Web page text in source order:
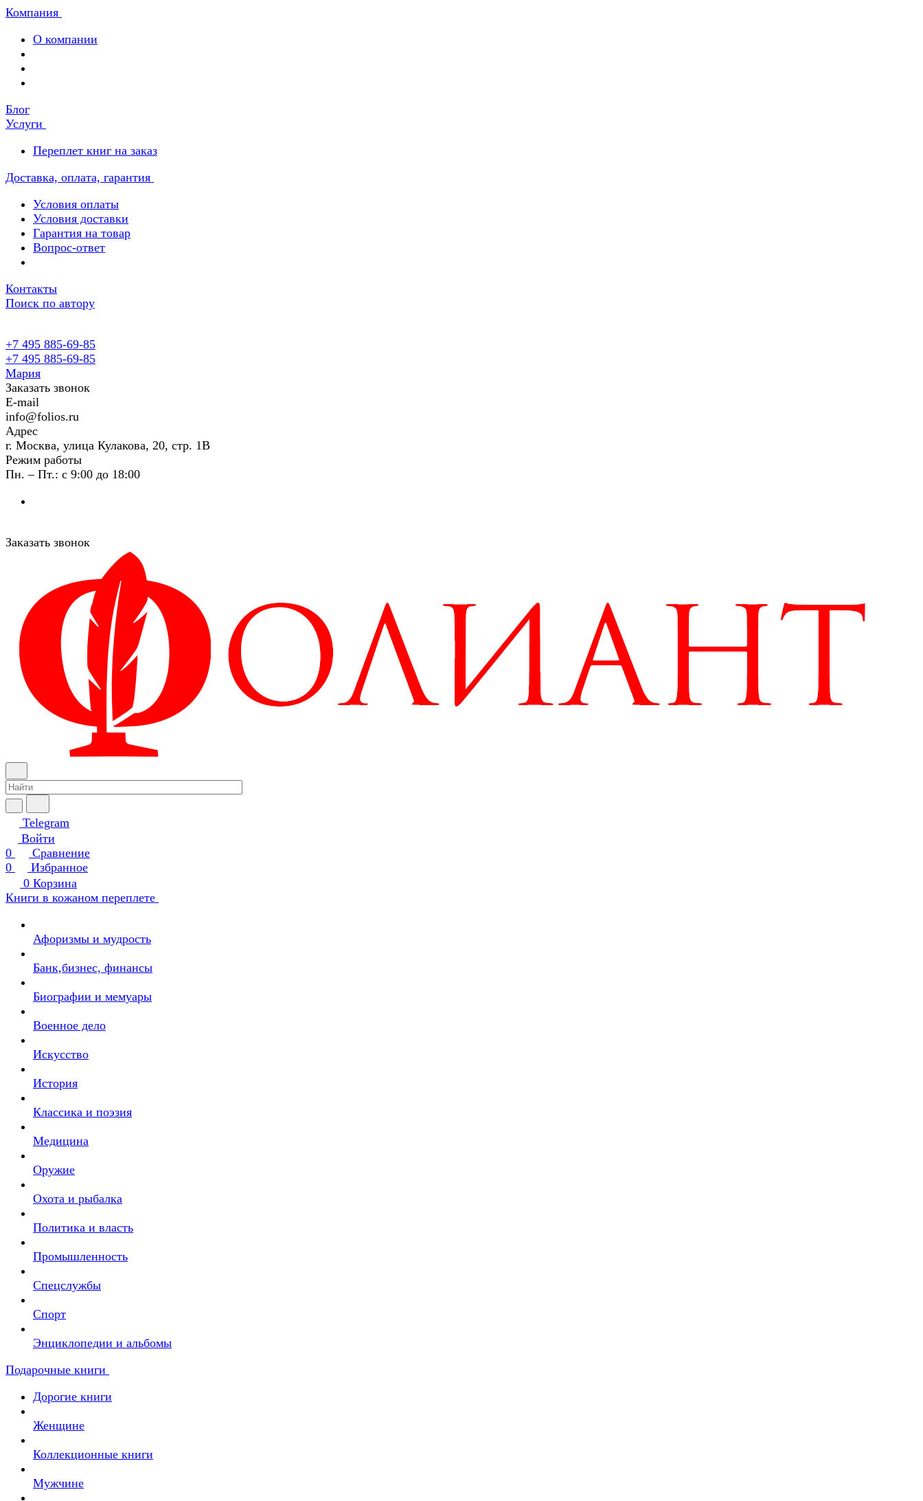
Компания
О компании
Блог
Услуги
Переплет книг на заказ
Доставка, оплата, гарантия
Условия оплаты
Условия доставки
Гарантия на товар
Вопрос-ответ
Контакты
Поиск по автору
+7 495 885-69-85
+7 495 885-69-85
Мария
Заказать звонок
E-mail
info@folios.ru
Адрес
г. Москва, улица Кулакова, 20, стр. 1В
Режим работы
Пн. – Пт.: с 9:00 до 18:00
Заказать звонок
Telegram
Войти
0
Сравнение
0
Избранное
0 Корзина
Книги в кожаном переплете
Афоризмы и мудрость
Банк,бизнес, финансы
Биографии и мемуары
Военное дело
Искусство
История
Классика и поэзия
Медицина
Оружие
Охота и рыбалка
Политика и власть
Промышленность
Спецслужбы
Спорт
Энциклопедии и альбомы
Подарочные книги
Дорогие книги
Женщине
Коллекционные книги
Мужчине